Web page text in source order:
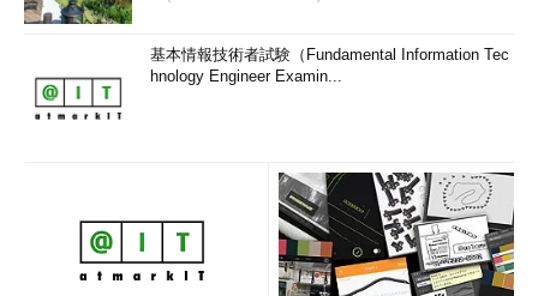
基本情報技術者試験（Fundamental Information Tec
hnology Engineer Examin...